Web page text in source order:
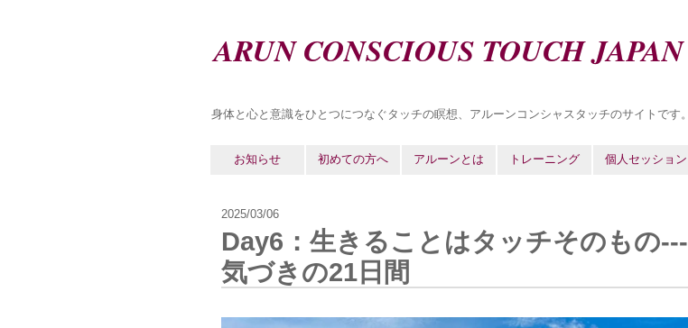
ARUN CONSCIOUS TOUCH JAPAN
身体と心と意識をひとつにつなぐタッチの瞑想、アルーンコンシャスタッチのサイトです。
お知らせ 初めての方へ アルーンとは トレーニング 個人セッション
2025/03/06
Day6：生きることはタッチそのもの---
気づきの21日間